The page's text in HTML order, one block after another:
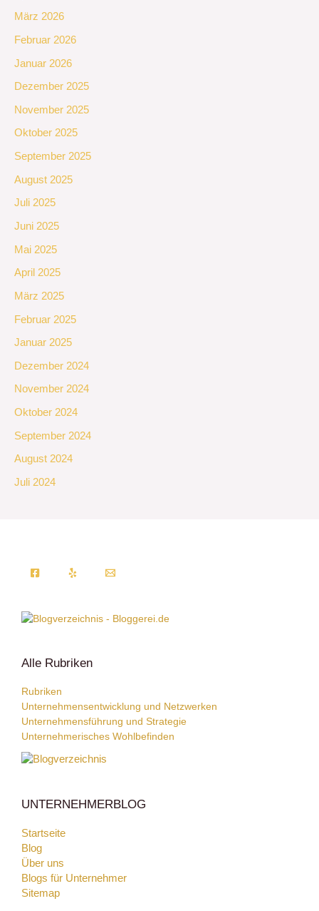
März 2026
Februar 2026
Januar 2026
Dezember 2025
November 2025
Oktober 2025
September 2025
August 2025
Juli 2025
Juni 2025
Mai 2025
April 2025
März 2025
Februar 2025
Januar 2025
Dezember 2024
November 2024
Oktober 2024
September 2024
August 2024
Juli 2024
Alle Rubriken
Rubriken
Unternehmensentwicklung und Netzwerken
Unternehmensführung und Strategie
Unternehmerisches Wohlbefinden
UNTERNEHMERBLOG
Startseite
Blog
Über uns
Blogs für Unternehmer
Sitemap